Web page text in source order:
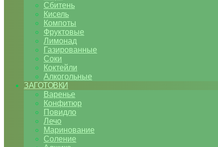
Сбитень
Кисель
Компоты
Фруктовые
Лимонад
Газированные
Соки
Коктейли
Алкогольные
ЗАГОТОВКИ
Варенье
Конфитюр
Повидло
Лечо
Маринование
Соление